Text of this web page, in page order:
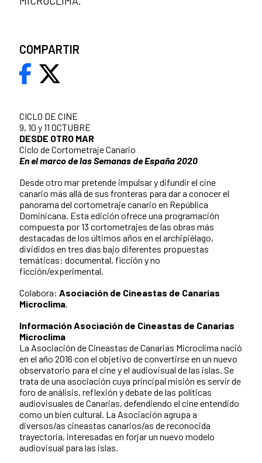
CICLO DE CINE
9, 10 y 11 OCTUBRE
DESDE OTRO MAR
Ciclo de Cortometraje Canario
En el marco de las Semanas de España 2020
Desde otro mar pretende impulsar y difundir el cine
canario más allá de sus fronteras para dar a conocer el
panorama del cortometraje canario en República
Dominicana. Esta edición ofrece una programación
compuesta por 13 cortometrajes de las obras más
destacadas de los últimos años en el archipiélago,
divididos en tres días bajo diferentes propuestas
temáticas: documental, ficción y no
ficción/experimental.
Colabora: Asociación de Cineastas de Canarias
Microclima.
Información Asociación de Cineastas de Canarias
Microclima
La Asociación de Cineastas de Canarias Microclima nació
en el año 2016 con el objetivo de convertirse en un nuevo
observatorio para el cine y el audiovisual de las islas. Se
trata de una asociación cuya principal misión es servir de
foro de análisis, reflexión y debate de las políticas
audiovisuales de Canarias, defendiendo el cine entendido
como un bien cultural. La Asociación agrupa a
diversos/as cineastas canarios/as de reconocida
trayectoria, interesadas en forjar un nuevo modelo
audiovisual para las islas.
COMPARTIR